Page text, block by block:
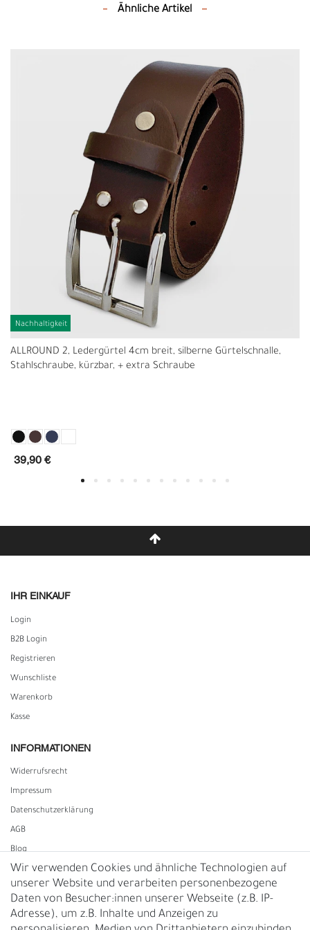
Ähnliche Artikel
Nachhaltigkeit
ALLROUND 2, Ledergürtel 4cm breit, silberne Gürtelschnalle,
Stahlschraube, kürzbar, + extra Schraube
39,90 €
IHR EINKAUF
Login
B2B Login
Registrieren
Wunschliste
Warenkorb
Kasse
INFORMATIONEN
Widerrufs­recht
Impressum
Daten­schutz­erklärung
AGB
Blog
Vertrag widerrufen
UNTERNEHMEN
Wir verwenden Cookies und ähnliche Technologien auf
unserer Website und verarbeiten personenbezogene
Daten von Besucher:innen unserer Webseite (z.B. IP-
Adresse), um z.B. Inhalte und Anzeigen zu